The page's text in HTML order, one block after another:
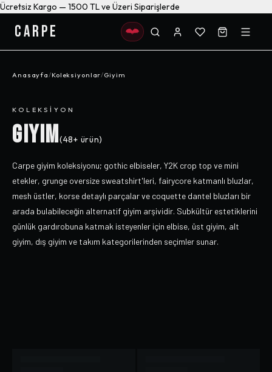
Ücretsiz Kargo — 1500 TL ve Üzeri Siparişlerde
CARPE
Anasayfa/Koleksiyonlar/Giyim
KOLEKSIYON
GIYIM(48+ ürün)
Carpe giyim koleksiyonu; gothic elbiseler, Y2K crop top ve mini
etekler, grunge oversize sweatshirt'leri, fairycore katmanlı bluzlar,
mesh üstler, korse detaylı parçalar ve coquette dantel bluzları bir
arada bulabileceğin alternatif giyim arşividir. Subkültür estetiklerini
günlük gardırobuna katmak isteyenler için elbise, üst giyim, alt
giyim, dış giyim ve takım kategorilerinden seçimler sunar.